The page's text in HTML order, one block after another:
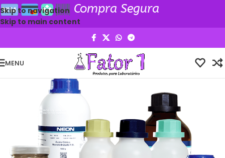
Skip to navigation
Skip to main content
Compra Segura
MENU